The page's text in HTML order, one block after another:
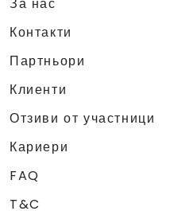
За нас
Контакти
Партньори
Клиенти
Отзиви от участници
Кариери
FAQ
T&C